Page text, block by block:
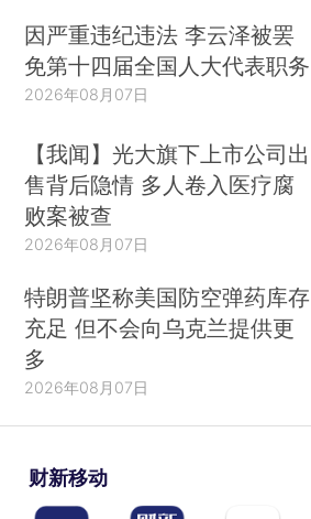
因严重违纪违法 李云泽被罢
免第十四届全国人大代表职务
2026年08月07日
【我闻】光大旗下上市公司出
售背后隐情 多人卷入医疗腐
败案被查
2026年08月07日
特朗普坚称美国防空弹药库存
充足 但不会向乌克兰提供更
多
2026年08月07日
财新移动